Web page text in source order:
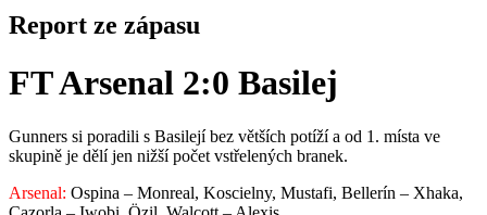
Report ze zápasu
FT Arsenal 2:0 Basilej
Gunners si poradili s Basilejí bez větších potíží a od 1. místa ve
skupině je dělí jen nižší počet vstřelených branek.
Arsenal: Ospina – Monreal, Koscielny, Mustafi, Bellerín – Xhaka,